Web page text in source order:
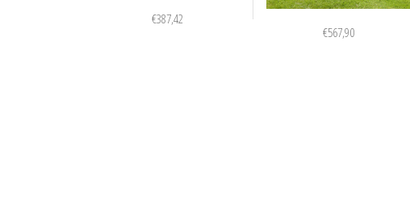
€387,42
€567,90